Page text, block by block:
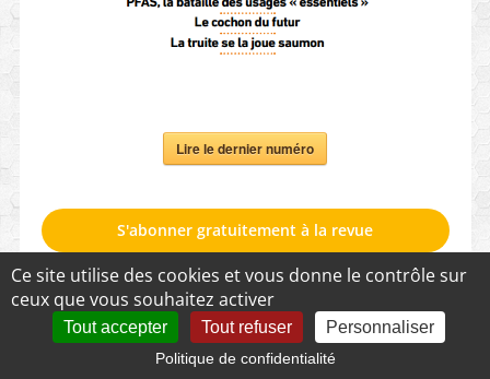
Lire le dernier numéro
S'abonner gratuitement à la revue
NAVIGUER DANSSESAME
[Bruits de fond]Des chroniques et des brèves sur l’actu
[Quel heurt est-il ?]L’analyse de tensions et conflits en cours
Des reportages croisant chercheurs et acteurs
Ce site utilise des cookies et vous donne le contrôle sur
ceux que vous souhaitez activer
Tout accepter Tout refuser Personnaliser
Politique de confidentialité